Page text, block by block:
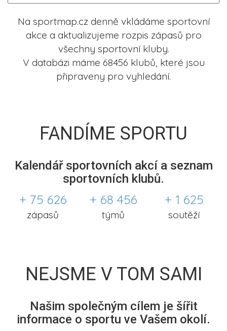
Na sportmap.cz denně vkládáme sportovní
akce a aktualizujeme rozpis zápasů pro
všechny sportovní kluby.
V databázi máme 68456 klubů, které jsou
připraveny pro vyhledání.
FANDÍME SPORTU
Kalendář sportovních akcí a seznam
sportovních klubů.
+ 75 626
zápasů
+ 68 456
týmů
+ 1 625
soutěží
NEJSME V TOM SAMI
Našim společným cílem je šířit
informace o sportu ve Vašem okolí.